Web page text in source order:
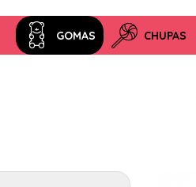
GOMAS CHUPAS